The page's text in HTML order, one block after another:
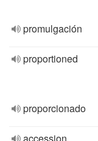
promulgación
proportioned
proporcionado